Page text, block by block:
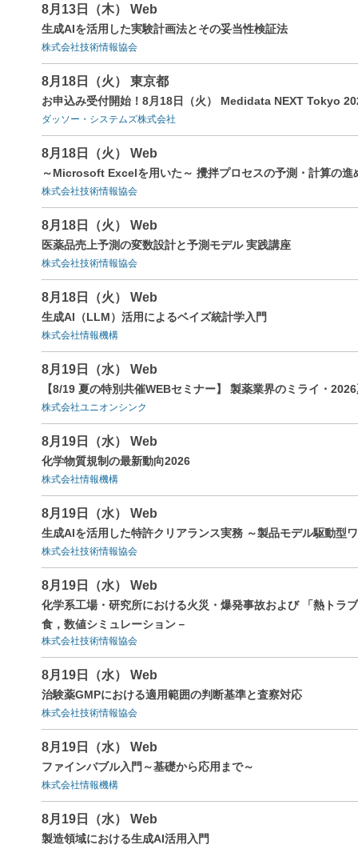
8月13日（木） Web
生成AIを活用した実験計画法とその妥当性検証法
株式会社技術情報協会
8月18日（火） 東京都
お申込み受付開始！8月18日（火） Medidata NEXT Tokyo
ダッソー・システムズ株式会社
8月18日（火） Web
～Microsoft Excelを用いた～ 攪拌プロセスの予測・計算の進
株式会社技術情報協会
8月18日（火） Web
医薬品売上予測の変数設計と予測モデル 実践講座
株式会社技術情報協会
8月18日（火） Web
生成AI（LLM）活用によるベイズ統計学入門
株式会社情報機構
8月19日（水） Web
【8/19 夏の特別共催WEBセミナー】 製薬業界のミライ・
株式会社ユニオンシンク
8月19日（水） Web
化学物質規制の最新動向2026
株式会社情報機構
8月19日（水） Web
生成AIを活用した特許クリアランス実務 ～製品モデル駆動型
株式会社技術情報協会
8月19日（水） Web
化学系工場・研究所における火災・爆発事故および 「熱トラ
食，数値シミュレーション－
株式会社技術情報協会
8月19日（水） Web
治験薬GMPにおける適用範囲の判断基準と査察対応
株式会社技術情報協会
8月19日（水） Web
ファインバブル入門～基礎から応用まで～
株式会社情報機構
8月19日（水） Web
製造領域における生成AI活用入門